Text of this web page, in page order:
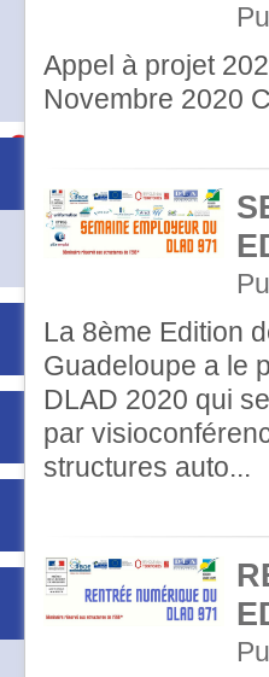
Appel à projet
Novembre 2020
La 8ème Edition
Guadeloupe a le
DLAD 2020 qui
par
structures auto...